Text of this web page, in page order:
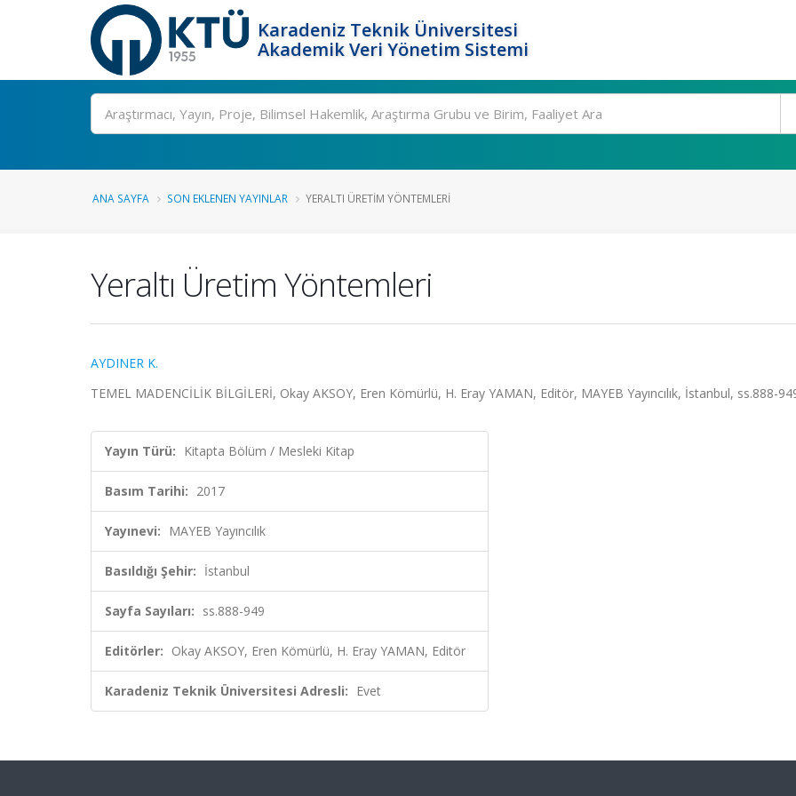
Karadeniz Teknik Üniversitesi
Akademik Veri Yönetim Sistemi
Ara
ANA SAYFA SON EKLENEN YAYINLAR YERALTI ÜRETIM YÖNTEMLERI
Yeraltı Üretim Yöntemleri
AYDINER K.
TEMEL MADENCİLİK BİLGİLERİ, Okay AKSOY, Eren Kömürlü, H. Eray YAMAN, Editör, MAYEB Yayıncılık, İstanbul, ss.888-
Yayın Türü: Kitapta Bölüm / Mesleki Kitap
Basım Tarihi: 2017
Yayınevi: MAYEB Yayıncılık
Basıldığı Şehir: İstanbul
Sayfa Sayıları: ss.888-949
Editörler: Okay AKSOY, Eren Kömürlü, H. Eray YAMAN, Editör
Karadeniz Teknik Üniversitesi Adresli: Evet